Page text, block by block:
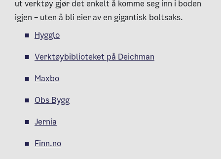
ut verktøy gjør det enkelt å komme seg inn i boden
igjen – uten å bli eier av en gigantisk boltsaks.
Hygglo
Verktøybiblioteket på Deichman
Maxbo
Obs Bygg
Jernia
Finn.no